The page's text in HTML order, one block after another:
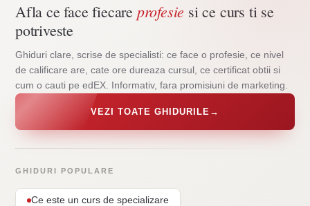
Afla ce face fiecare profesie si ce curs ti se
potriveste
Ghiduri clare, scrise de specialisti: ce face o profesie, ce nivel
de calificare are, cate ore dureaza cursul, ce certificat obtii si
cum o cauti pe edEX. Informativ, fara promisiuni de marketing.
VEZI TOATE GHIDURILE →
GHIDURI POPULARE
Ce este un curs de specializare